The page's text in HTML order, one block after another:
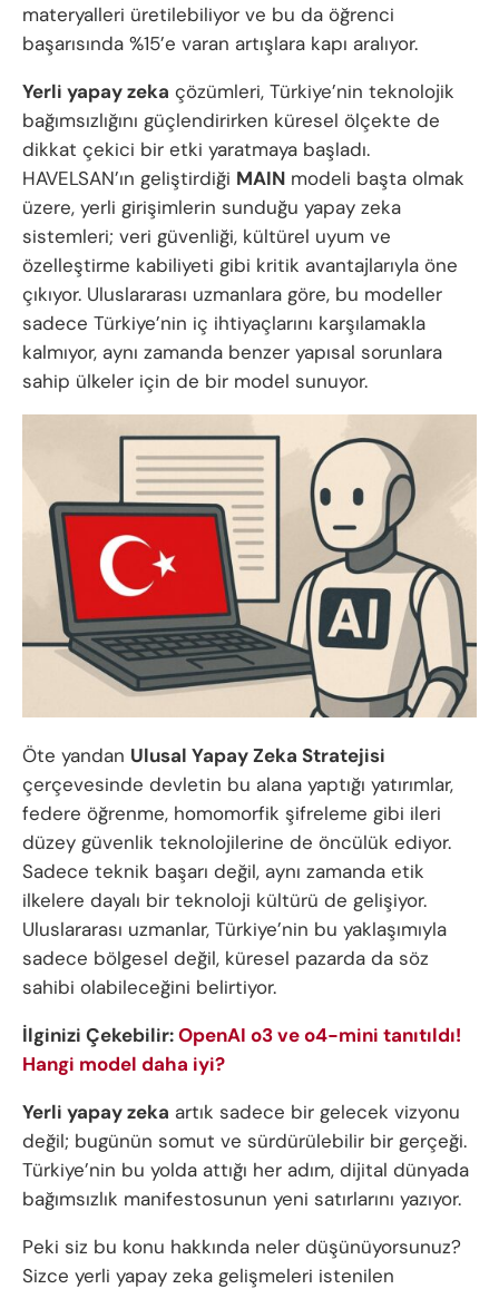
materyalleri üretilebiliyor ve bu da öğrenci
başarısında %15’e varan artışlara kapı aralıyor.
Yerli yapay zeka çözümleri, Türkiye’nin teknolojik
bağımsızlığını güçlendirirken küresel ölçekte de
dikkat çekici bir etki yaratmaya başladı.
HAVELSAN’ın geliştirdiği MAIN modeli başta olmak
üzere, yerli girişimlerin sunduğu yapay zeka
sistemleri; veri güvenliği, kültürel uyum ve
özelleştirme kabiliyeti gibi kritik avantajlarıyla öne
çıkıyor. Uluslararası uzmanlara göre, bu modeller
sadece Türkiye’nin iç ihtiyaçlarını karşılamakla
kalmıyor, aynı zamanda benzer yapısal sorunlara
sahip ülkeler için de bir model sunuyor.
Öte yandan Ulusal Yapay Zeka Stratejisi
çerçevesinde devletin bu alana yaptığı yatırımlar,
federe öğrenme, homomorfik şifreleme gibi ileri
düzey güvenlik teknolojilerine de öncülük ediyor.
Sadece teknik başarı değil, aynı zamanda etik
ilkelere dayalı bir teknoloji kültürü de gelişiyor.
Uluslararası uzmanlar, Türkiye’nin bu yaklaşımıyla
sadece bölgesel değil, küresel pazarda da söz
sahibi olabileceğini belirtiyor.
İlginizi Çekebilir:OpenAI o3 ve o4-mini tanıtıldı!
Hangi model daha iyi?
Yerli yapay zeka artık sadece bir gelecek vizyonu
değil; bugünün somut ve sürdürülebilir bir gerçeği.
Türkiye’nin bu yolda attığı her adım, dijital dünyada
bağımsızlık manifestosunun yeni satırlarını yazıyor.
Peki siz bu konu hakkında neler düşünüyorsunuz?
Sizce yerli yapay zeka gelişmeleri istenilen